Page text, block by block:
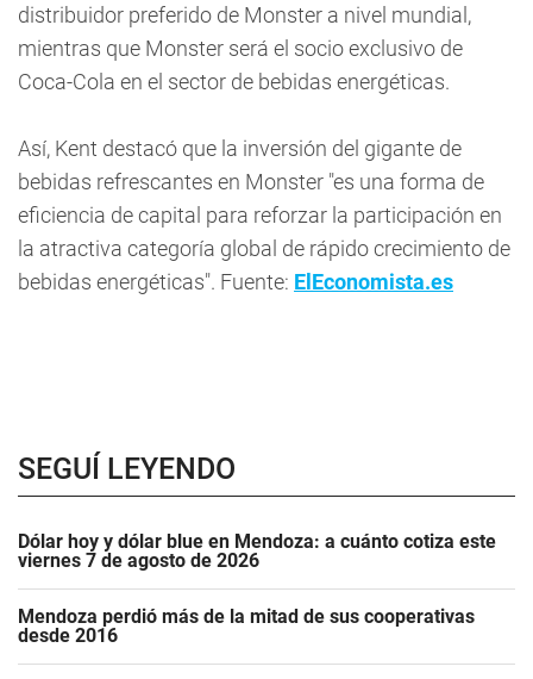
distribuidor preferido de Monster a nivel mundial,
mientras que Monster será el socio exclusivo de
Coca-Cola en el sector de bebidas energéticas.
Así, Kent destacó que la inversión del gigante de
bebidas refrescantes en Monster "es una forma de
eficiencia de capital para reforzar la participación en
la atractiva categoría global de rápido crecimiento de
bebidas energéticas". Fuente: ElEconomista.es
SEGUÍ LEYENDO
Dólar hoy y dólar blue en Mendoza: a cuánto cotiza este
viernes 7 de agosto de 2026
Mendoza perdió más de la mitad de sus cooperativas
desde 2016